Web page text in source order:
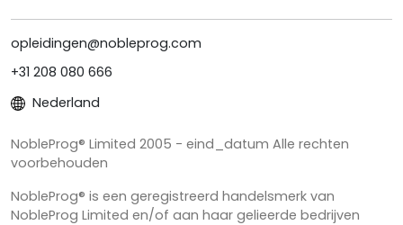
opleidingen@nobleprog.com
+31 208 080 666
Nederland
NobleProg® Limited 2005 - eind_datum Alle rechten
voorbehouden
NobleProg® is een geregistreerd handelsmerk van
NobleProg Limited en/of aan haar gelieerde bedrijven